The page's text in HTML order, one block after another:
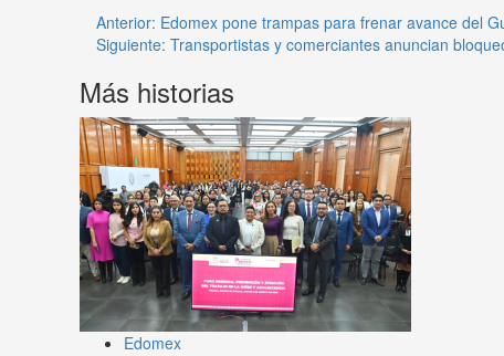
Anterior: Edomex pone trampas para frenar avance del
Siguiente: Transportistas y comerciantes anuncian
Más historias
Edomex